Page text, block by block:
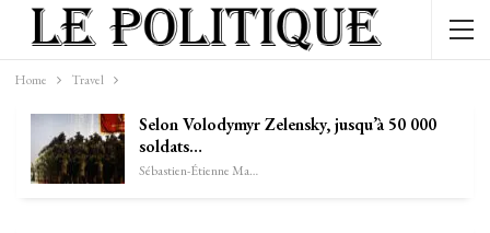
Home Travel
Selon Volodymyr Zelensky, jusqu’à 50 000
soldats…
Sébastien-Étienne Marechal